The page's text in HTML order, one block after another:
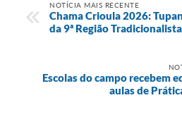
NOTÍCIA MAIS RECENTE
Chama Crioula 2026:
da 9ª Região Tradicionalista
Escolas do campo recebem
aulas de